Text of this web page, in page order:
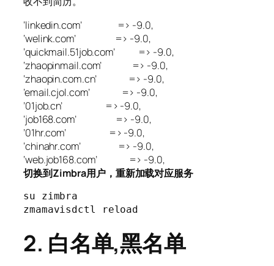
‘linkedin.com’ => -9.0,
‘welink.com’ => -9.0,
‘quickmail.51job.com’ => -9.0,
‘zhaopinmail.com’ => -9.0,
‘zhaopin.com.cn’ => -9.0,
’email.cjol.com’ => -9.0,
’01job.cn’ => -9.0,
‘job168.com’ => -9.0,
’01hr.com’ => -9.0,
‘chinahr.com’ => -9.0,
‘web.job168.com’ => -9.0,
切换到Zimbra用户，重新加载对应服务
su zimbra
zmamavisdctl reload
2. 白名单,黑名单